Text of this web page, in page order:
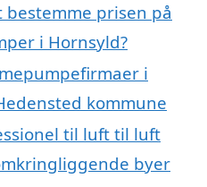
prisen på
i Hornsyld?
i
kommune
til luft til luft
byer